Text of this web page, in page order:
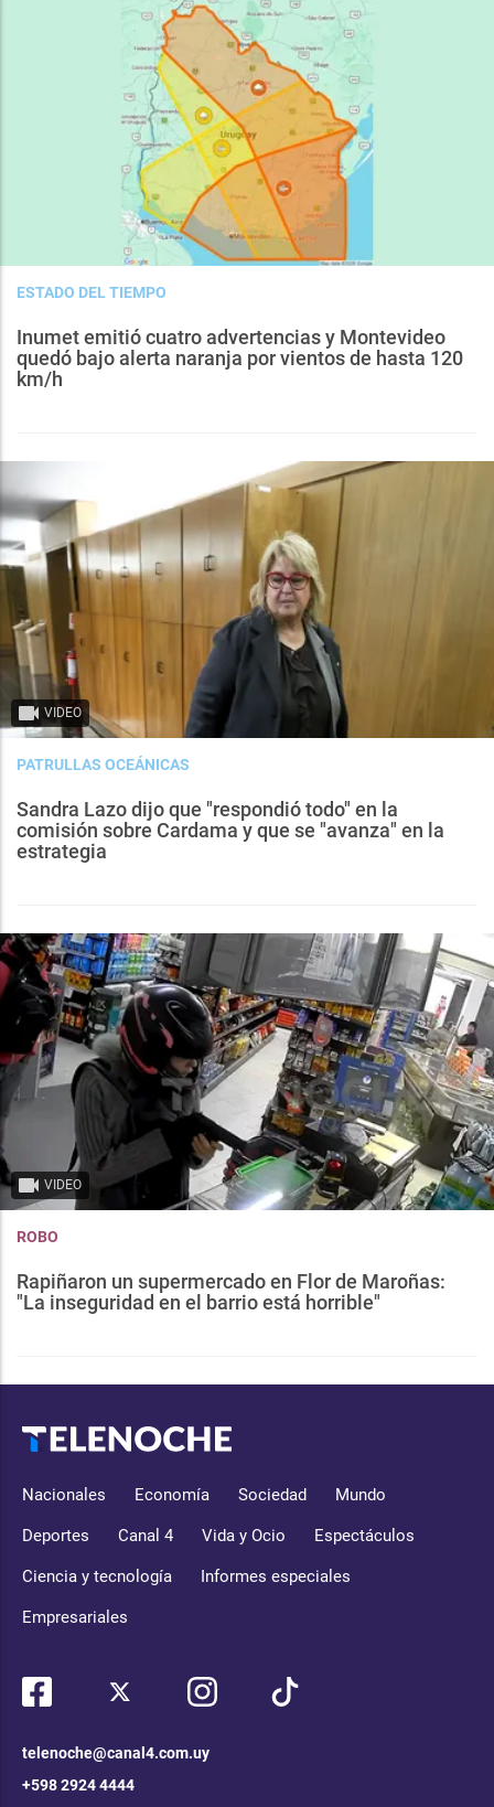
ESTADO DEL TIEMPO
Inumet emitió cuatro advertencias y Montevideo
quedó bajo alerta naranja por vientos de hasta 120
km/h
VIDEO
PATRULLAS OCEÁNICAS
Sandra Lazo dijo que "respondió todo" en la
comisión sobre Cardama y que se "avanza" en la
estrategia
VIDEO
ROBO
Rapiñaron un supermercado en Flor de Maroñas:
"La inseguridad en el barrio está horrible"
Nacionales Economía Sociedad Mundo
Deportes Canal 4 Vida y Ocio Espectáculos
Ciencia y tecnología Informes especiales
Empresariales
telenoche@canal4.com.uy
+598 2924 4444